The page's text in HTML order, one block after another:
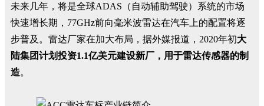
未来几年，将是全球ADAS（自动辅助驾驶）系统的市场
快速增长期，77GHz前向毫米波雷达在汽车上的配置将逐
步普及。雷达厂家在加大布局，据外媒报道，2020年初大
陆集团计划投资1.1亿美元建设新厂，用于雷达传感器的制
造。